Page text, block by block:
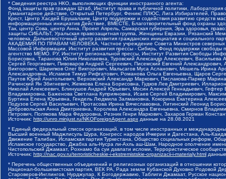
* Сведения реестра НКО, выполняющих функции иностранного агента:
Фонд защиты прав граждан Штаб, Институт права и публичной политики,
Гуманитарное действие, Открытый Петербург, Феникс ПЛЮС, Лига Избирателей,
Крест, Центр Хасдей Ерушалаим, Центр поддержки и содействия развитию средств
информационных инициатив Действие, ВМЕСТЕ, Благотворительный фонд охраны
Так, центр Сова, центр Анна, Проект Апрель, Самарская губерния, Эра здоровья,
защиты СИБАЛЬТ, Уральская правозащитная группа, Женщины Евразии, Рязанский
человека, Дальневосточный центр развития гражданских инициатив и социального
АКАДЕМИЯ ПО ПРАВАМ ЧЕЛОВЕКА, Частное учреждение Совета Министров северных
Массовой Информации, Институт развития прессы - Сибирь, Фонд поддержки
агентство МЕМО. РУ, Институт региональной прессы, Институт Развития Свободы
Борисовна, Таранова Юлия Николаевна, Туровский Александр Алексеевич,
Сергей Георгиевич, Пивоваров Андрей Сергеевич, Писемский Евгений
Викторович, Шарипков Олег Викторович, Мальсагов Муса Асланович, Мошель Ирина
Александровна, Исламов Тимур Рифгатович, Романова Ольга Евгеньевна, Щаров
Паутов Юрий Анатольевич, Верховский Александр Маркович, Пислакова-Паркер
Рачинский Ян Збигневич, Жемкова Елена Борисовна, Гудков Лев Дмитриевич,
Николай Алексеевич, Блинушов Андрей Юрьевич, Мосин Алексей Геннадьевич,
Владимировна, Баженова Светлана Куприяновна, Исаев Сергей Владимирович,
Буртина Елена Юрьевна, Гендель Людмила Залмановна, Кокорина Екатерина
Подузов Сергей Васильевич, Протасова Ирина Вячеславовна, Литинский Леонид
Добровольская Анна Дмитриевна, Королева Александра Евгеньевна, Смирнов
Петрович, Полякова Мара Федоровна, Резник Генри Маркович, Захаров Герман
Источник: http://unro.minjust.ru/NKOForeignAgent.aspx данные на 28.08.2021
* Единый федеральный список организаций, в том числе иностранных и
Высший военный Маджлисуль Шура, Конгресс народов Ичкерии и Дагестана, Аль-
Движение Талибан, Исламская партия Туркестана, Общество социальных реформ,
Исламское государство, Джабха аль-Нусра ли-Ахль аш-Шам, Народное ополчение
Чистопольский Джамаат, Рохнамо ба суи давлати исломи, Террористическое
Источник: http://nac.gov.ru/terroristicheskie-i-ekstremistskie-organizacii-i-materialy.html
* Перечень общественных объединений и религиозных организаций в отношении
Национал-большевистская партия, ВЕК РА, Рада земли Кубанской Духовно Родовой
Староверов-Инглингов, Нурджулар, К Богодержавию, Таблиги Джамаат, Русское